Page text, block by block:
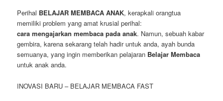
Perihal BELAJAR MEMBACA ANAK, kerapkali orangtua
memiliki problem yang amat krusial perihal:
cara mengajarkan membaca pada anak. Namun, sebuah kabar
gembira, karena sekarang telah hadir untuk anda, ayah bunda
semuanya, yang ingin memberikan pelajaran Belajar Membaca
untuk anak anda.
INOVASI BARU – BELAJAR MEMBACA FAST